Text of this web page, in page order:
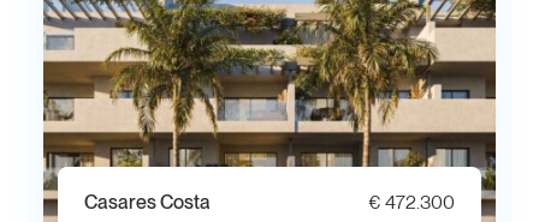
Casares Costa
€ 472.300